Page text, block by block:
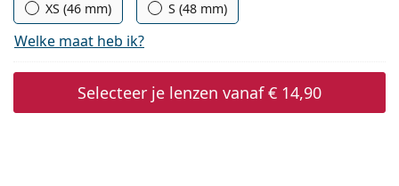
XS (46 mm) S (48 mm)
Welke maat heb ik?
Selecteer je lenzen vanaf€ 14,90